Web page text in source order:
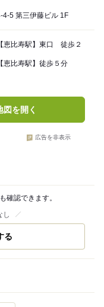
4-5 第三伊藤ビル 1F
恵比寿駅】東口 徒歩２
恵比寿駅】徒歩５分
を開く
広告を非表示
確認できます。
し
る